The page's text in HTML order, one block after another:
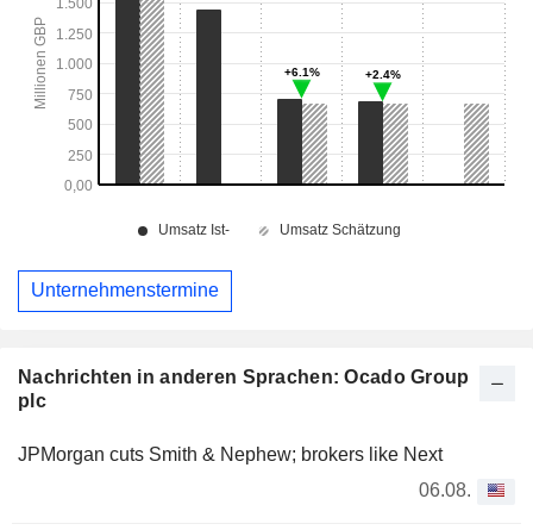
Nachrichten in anderen Sprachen: Ocado Group
plc
JPMorgan cuts Smith & Nephew; brokers like Next
06.08.
Unternehmenstermine